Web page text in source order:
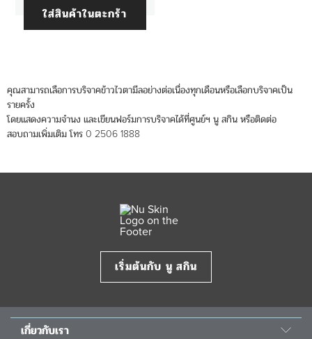
ใส่สินค้าในตะกร้า
คุณสามารถเลือการบริจาคข้าวไวตามีลอย่างต่อเนื่องทุกเดือนหรือเลือกบริจาคเป็น
รายครั้ง
โดยแสดงความจำนง และเขียนฟอร์มการบริจาคได้ที่ศูนย์ฯ นู สกิน หรือติดต่อ
สอบถามเพิ่มเติม โทร 0 2506 1888
เริ่มต้นกับ นู สกิน
เกี่ยวกับเรา